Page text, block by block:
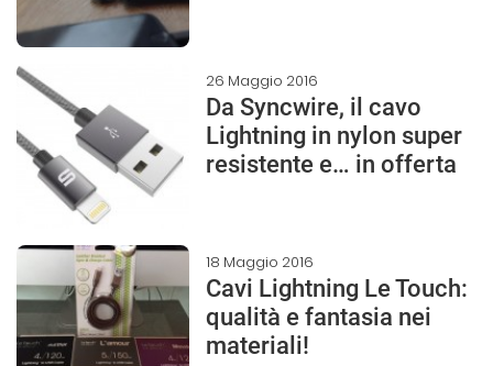
26 Maggio 2016
Da Syncwire, il cavo
Lightning in nylon super
resistente e… in offerta
18 Maggio 2016
Cavi Lightning Le Touch:
qualità e fantasia nei
materiali!